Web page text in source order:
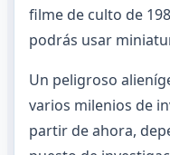
filme de culto de
podrás usar
Un peligroso
varios milenios de
partir de ahora,